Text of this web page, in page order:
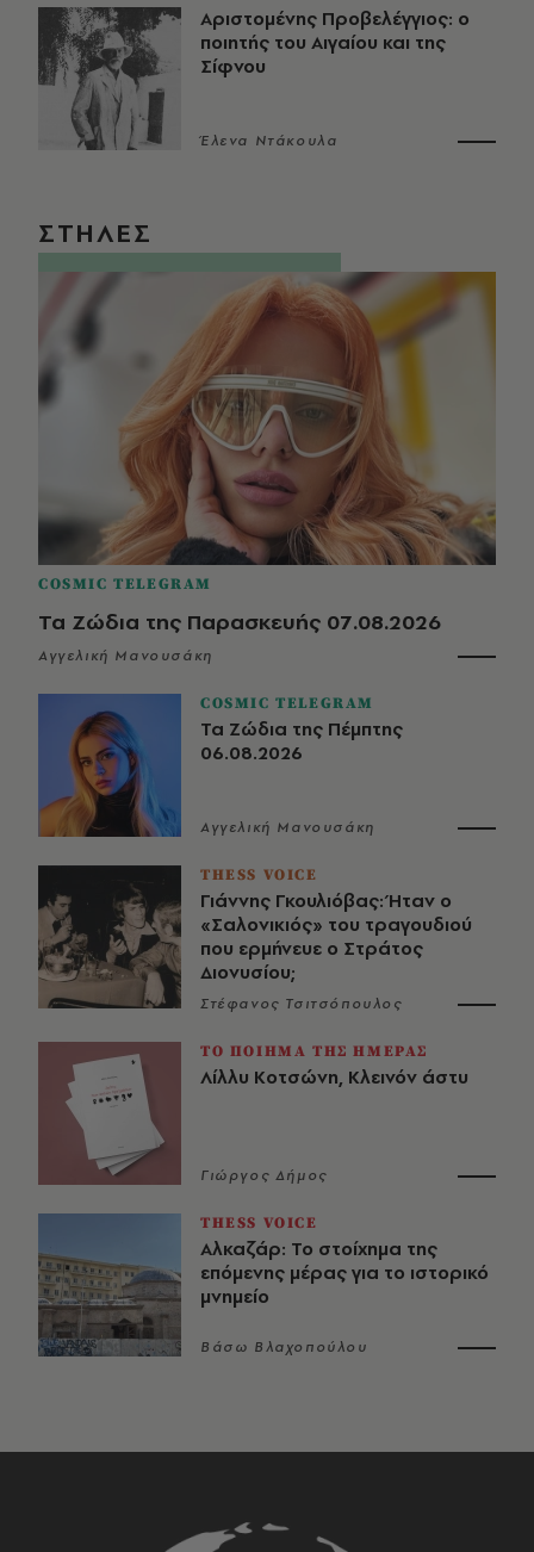
Αριστομένης Προβελέγγιος: ο
ποιητής του Αιγαίου και της
Σίφνου
Έλενα Ντάκουλα
ΣΤΗΛΕΣ
COSMIC TELEGRAM
Τα Ζώδια της Παρασκευής 07.08.2026
Αγγελική Μανουσάκη
COSMIC TELEGRAM
Τα Ζώδια της Πέμπτης
06.08.2026
Αγγελική Μανουσάκη
THESS VOICE
Γιάννης Γκουλιόβας: Ήταν ο
«Σαλονικιός» του τραγουδιού
που ερμήνευε ο Στράτος
Διονυσίου;
Στέφανος Τσιτσόπουλος
ΤΟ ΠΟΙΗΜΑ ΤΗΣ ΗΜΕΡΑΣ
Λίλλυ Κοτσώνη, Κλεινόν άστυ
Γιώργος Δήμος
THESS VOICE
Αλκαζάρ: Το στοίχημα της
επόμενης μέρας για το ιστορικό
μνημείο
Βάσω Βλαχοπούλου